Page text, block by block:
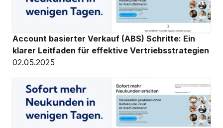
Account basierter Verkauf (ABS) Schritte: Ein
klarer Leitfaden für effektive Vertriebsstrategien
02.05.2025